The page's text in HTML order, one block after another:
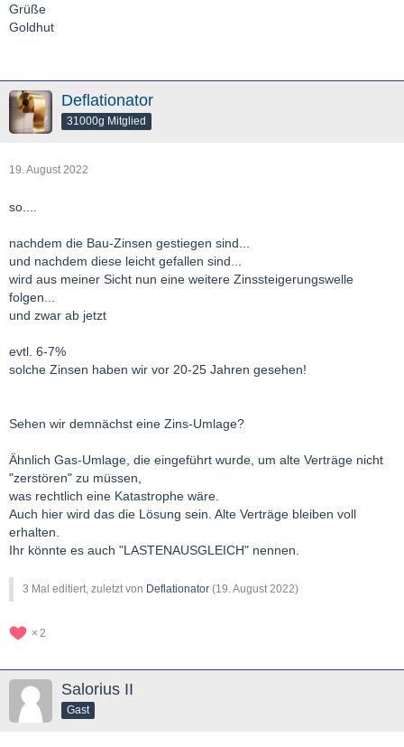
Grüße
Goldhut
Deflationator
31000g Mitglied
19. August 2022
so....
nachdem die Bau-Zinsen gestiegen sind...
und nachdem diese leicht gefallen sind...
wird aus meiner Sicht nun eine weitere Zinssteigerungswelle
folgen...
und zwar ab jetzt
evtl. 6-7%
solche Zinsen haben wir vor 20-25 Jahren gesehen!
Sehen wir demnächst eine Zins-Umlage?
Ähnlich Gas-Umlage, die eingeführt wurde, um alte Verträge nicht
"zerstören" zu müssen,
was rechtlich eine Katastrophe wäre.
Auch hier wird das die Lösung sein. Alte Verträge bleiben voll
erhalten.
Ihr könnte es auch "LASTENAUSGLEICH" nennen.
3 Mal editiert, zuletzt von Deflationator (19. August 2022)
2
Salorius II
Gast